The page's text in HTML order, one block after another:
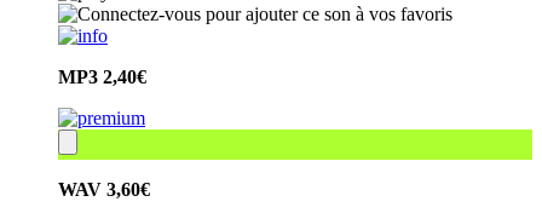
MP3 2,40€
WAV 3,60€